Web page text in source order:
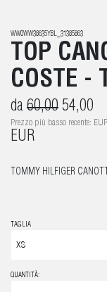
WW0WW38635YBL_31385863
TOP
COSTE -
da 60,00 54,00
Prezzo più basso recente:
EUR
TOMMY HILFIGER
TAGLIA
QUANTITÀ: